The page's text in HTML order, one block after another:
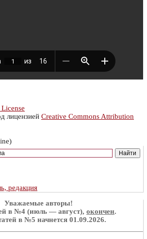
лицензией Creative Commons Attribution
редакция
Уважаемые авторы!
в №4 (июль — август), окончен.
в №5 начнется 01.09.2026.